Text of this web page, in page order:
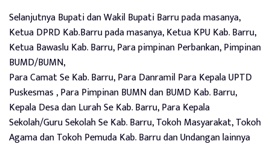
Selanjutnya Bupati dan Wakil Bupati Barru pada masanya,
Ketua DPRD Kab.Barru pada masanya, Ketua KPU Kab. Barru,
Ketua Bawaslu Kab. Barru, Para pimpinan Perbankan, Pimpinan
BUMD/BUMN,
Para Camat Se Kab. Barru, Para Danramil Para Kepala UPTD
Puskesmas , Para Pimpinan BUMN dan BUMD Kab. Barru,
Kepala Desa dan Lurah Se Kab. Barru, Para Kepala
Sekolah/Guru Sekolah Se Kab. Barru, Tokoh Masyarakat, Tokoh
Agama dan Tokoh Pemuda Kab. Barru dan Undangan lainnya